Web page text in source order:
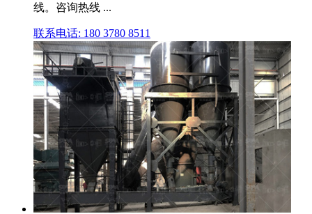
线。咨询热线 ...
联系电话: 180 3780 8511